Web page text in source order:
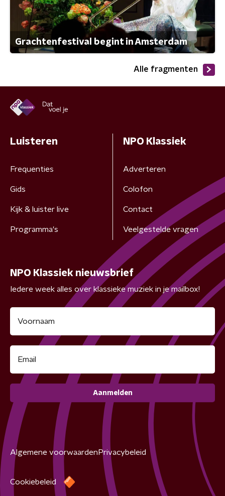
Grachtenfestival begint in Amsterdam
Alle fragmenten
Luisteren
Frequenties
Gids
Kijk & luister live
Programma's
NPO Klassiek
Adverteren
Colofon
Contact
Veelgestelde vragen
NPO Klassiek nieuwsbrief
Iedere week alles over klassieke muziek in je mailbox!
Aanmelden
Algemene voorwaarden Privacybeleid
Cookiebeleid